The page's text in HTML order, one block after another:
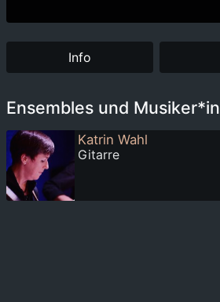
Info
Ensembles und
Katrin Wahl
Gitarre